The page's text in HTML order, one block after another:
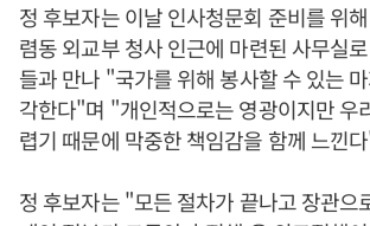
정 후보자는 이날 인사청문회 준비를 위
렴동 외교부 청사 인근에 마련된 사무실
들과 만나 "국가를 위해 봉사할 수 있는
각한다"며 "개인적으로는 영광이지만 우
렵기 때문에 막중한 책임감을 함께 느낀
정 후보자는 "모든 절차가 끝나고 장관으